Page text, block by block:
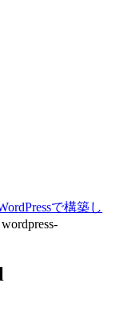
で構築し
wordpress-